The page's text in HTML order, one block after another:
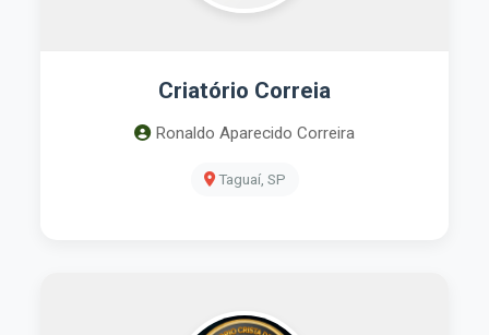
Criatório Correia
Ronaldo Aparecido Correira
Taguaí, SP